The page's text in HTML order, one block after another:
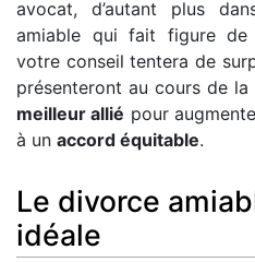
avocat, d’autant plus
amiable qui fait figure de
votre conseil tentera de
présenteront au cours de
meilleur allié pour
à un accord équitable.
Le divorce
idéale